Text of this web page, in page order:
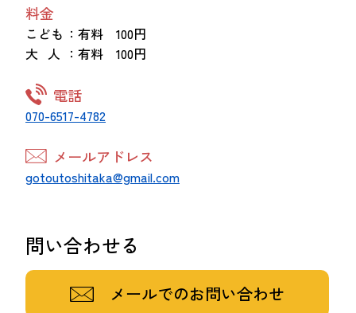
料金
こども ：有料 100円
大 人 ：有料 100円
電話
070-6517-4782
メールアドレス
gotoutoshitaka@gmail.com
問い合わせる
メールでのお問い合わせ